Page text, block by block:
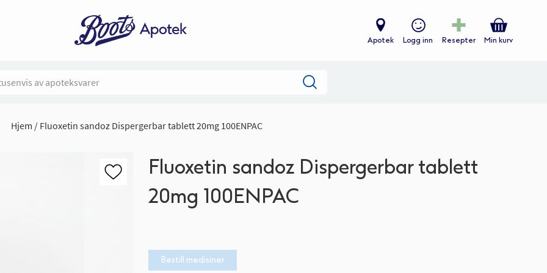
Apotek Logg inn Resepter Min kurv
Hjem Fluoxetin sandoz Dispergerbar tablett 20mg 100ENPAC
Fluoxetin sandoz Dispergerbar tablett
20mg 100ENPAC
Bestill medisiner